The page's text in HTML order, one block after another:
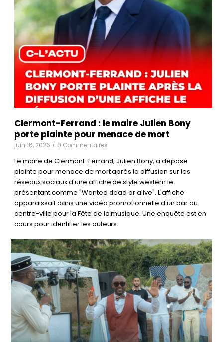
Clermont-Ferrand : le maire Julien Bony
porte plainte pour menace de mort
juin 16, 2026 / 0 Commentaires
Le maire de Clermont-Ferrand, Julien Bony, a déposé
plainte pour menace de mort après la diffusion sur les
réseaux sociaux d'une affiche de style western le
présentant comme "Wanted dead or alive". L'affiche
apparaissait dans une vidéo promotionnelle d'un bar du
centre-ville pour la Fête de la musique. Une enquête est en
cours pour identifier les auteurs.